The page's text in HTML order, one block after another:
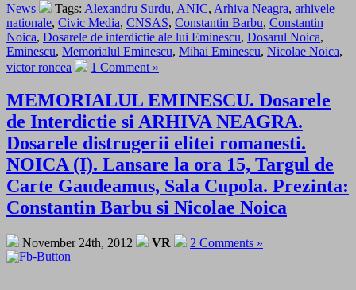
News
Tags: Alexandru Surdu, ANIC, Arhiva Neagra, arhivele
nationale, Civic Media, CNSAS, Constantin Barbu, Constantin
Noica, Dosarele de interdictie ale lui Eminescu, Dosarul Noica,
Eminescu, Memorialul Eminescu, Mihai Eminescu, Nicolae Noica,
victor roncea
1 Comment »
MEMORIALUL EMINESCU. Dosarele
de Interdictie si ARHIVA NEAGRA.
Dosarele distrugerii elitei romanesti.
NOICA (I). Lansare la ora 15, Targul de
Carte Gaudeamus, Sala Cupola. Prezinta:
Constantin Barbu si Nicolae Noica
November 24th, 2012 VR 2 Comments »